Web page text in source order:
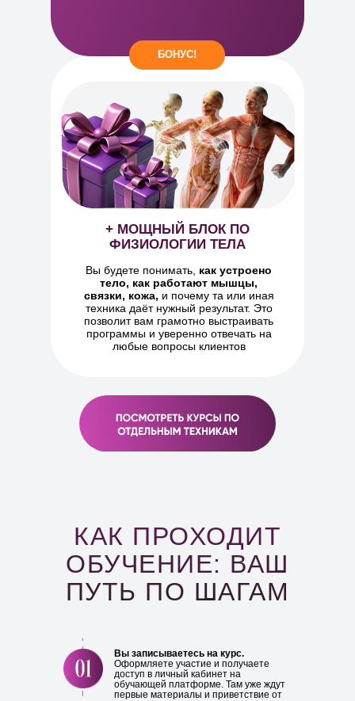
БОНУС!
+ МОЩНЫЙ БЛОК ПО
ФИЗИОЛОГИИ ТЕЛА
Вы будете понимать, как устроено
тело, как работают мышцы,
связки, кожа, и почему та или иная
техника даёт нужный результат. Это
позволит вам грамотно выстраивать
программы и уверенно отвечать на
любые вопросы клиентов
КАК ПРОХОДИТ
ОБУЧЕНИЕ: ВАШ
ПУТЬ ПО ШАГАМ
Вы записываетесь на курс.
Оформляете участие и получаете
доступ в личный кабинет на
обучающей платформе. Там уже ждут
первые материалы и приветствие от